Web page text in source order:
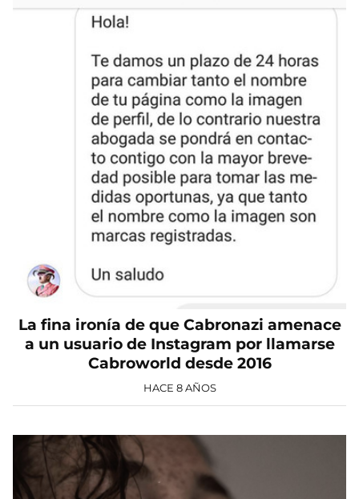
La fina ironía de que Cabronazi amenace
a un usuario de Instagram por llamarse
Cabroworld desde 2016
HACE 8 AÑOS